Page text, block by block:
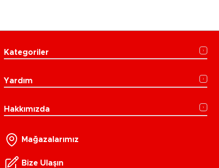
Kategoriler
Yardım
Hakkımızda
Mağazalarımız
Bize Ulaşın